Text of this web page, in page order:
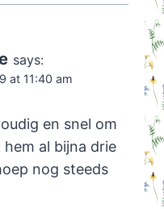
says:
at 11:40 am
en snel om
al bijna drie
nog steeds